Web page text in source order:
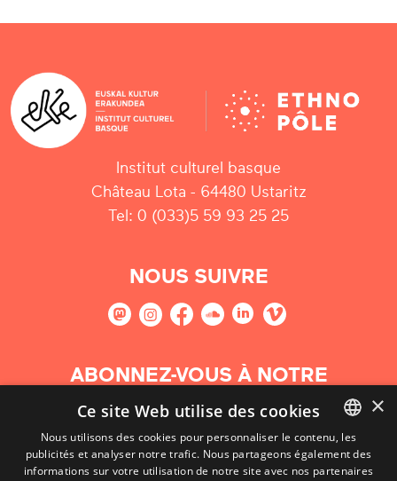
Institut culturel basque
Château Lota - 64480 Ustaritz
Tel: 0 (033)5 59 93 25 25
NOUS SUIVRE
ABONNEZ-VOUS À NOTRE
NEWSLETTER
S'abonner
BASQUE
×
Ce site Web utilise des cookies
Nous utilisons des cookies pour personnaliser le contenu, les
publicités et analyser notre trafic. Nous partageons également des
informations sur votre utilisation de notre site avec nos partenaires